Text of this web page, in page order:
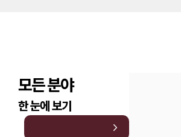
모든 분야
한 눈에 보기